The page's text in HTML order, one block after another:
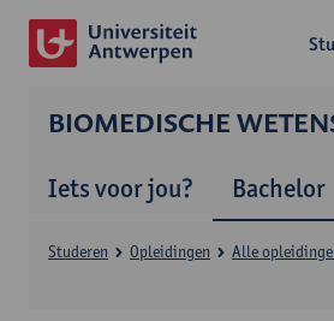
BIOMEDISCHE
Iets voor jou? Bachelor
Studeren Opleidingen Alle